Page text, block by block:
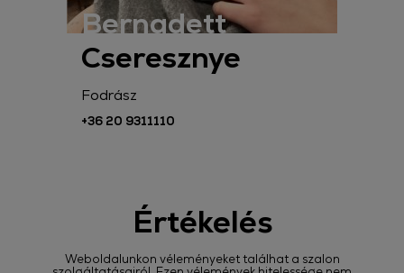
Bernadett
Cseresznye
fodrász
+36 20 9311110
Értékelés
Weboldalunkon véleményeket találhat a szalon